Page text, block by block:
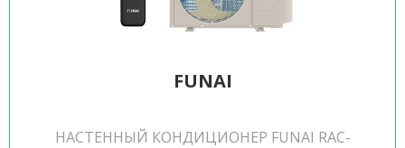
FUNAI
НАСТЕННЫЙ КОНДИЦИОНЕР FUNAI RAC-